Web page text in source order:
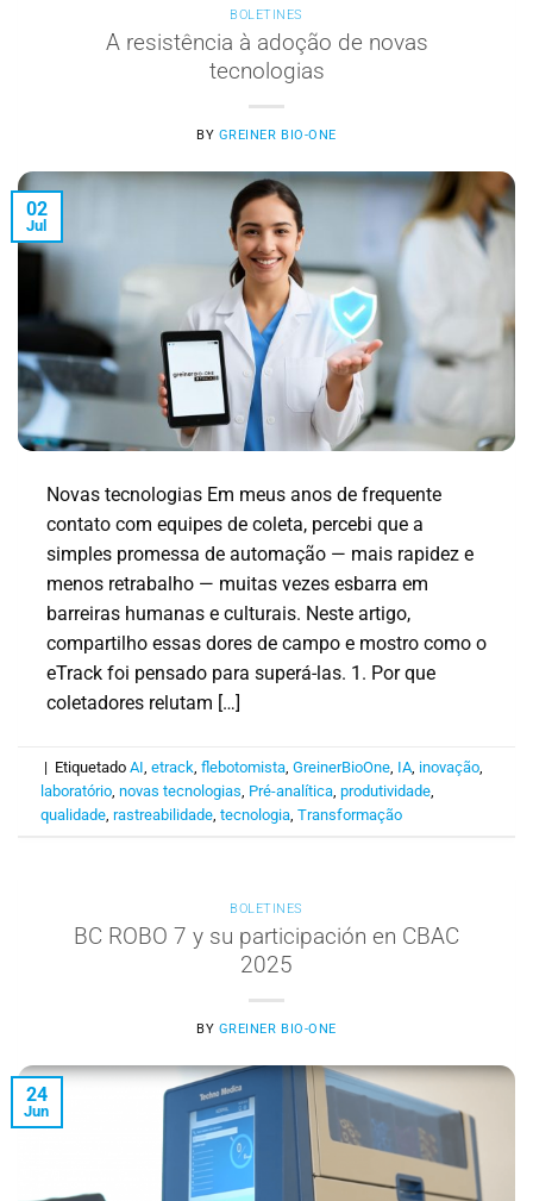
BOLETINES
A resistência à adoção de novas
tecnologias
BY GREINER BIO-ONE
02
Jul
Novas tecnologias Em meus anos de frequente
contato com equipes de coleta, percebi que a
simples promessa de automação — mais rapidez e
menos retrabalho — muitas vezes esbarra em
barreiras humanas e culturais. Neste artigo,
compartilho essas dores de campo e mostro como o
eTrack foi pensado para superá-las. 1. Por que
coletadores relutam […]
| EtiquetadoAI ,etrack ,flebotomista ,GreinerBioOne IA inovação
laboratório ,novas tecnologias Pré-analítica ,produtividade
qualidade ,rastreabilidade ,tecnologia ,Transformação
BOLETINES
BC ROBO 7 y su participación en CBAC
2025
BY GREINER BIO-ONE
24
Jun